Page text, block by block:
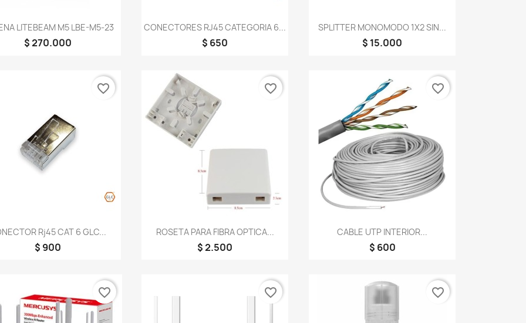
Vista rápida
LITEBEAM M5 LBE-M5-23
$ 270.000
Vista rápida
CONECTORES RJ45 CATEGORIA 6...
$ 650
Vista rápida
SPLITTER MONOMODO 1X2 SIN...
$ 15.000
Vista rápida
Rj45 CAT 6 GLC...
$ 900
favorite_border
Vista rápida
ROSETA PARA FIBRA OPTICA...
$ 2.500
favorite_border
Vista rápida
CABLE UTP INTERIOR...
$ 600
favorite_border
favorite_border favorite_border favorite_border